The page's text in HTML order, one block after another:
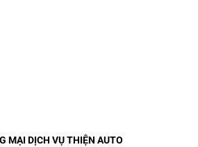
MẠI DỊCH VỤ THIỆN AUTO